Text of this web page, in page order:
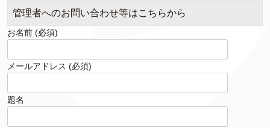
管理者へのお問い合わせ等はこちらから
お名前 (必須)
メールアドレス (必須)
題名